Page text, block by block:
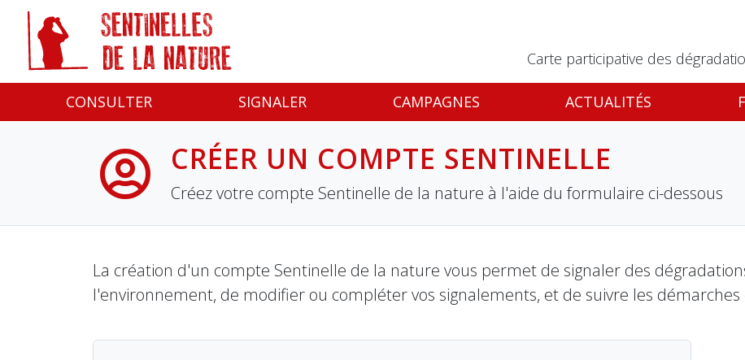
Carte participative des
CONSULTER SIGNALER CAMPAGNES ACTUALITÉS
CRÉER UN COMPTE SENTINELLE
Créez votre compte Sentinelle de la nature à l'aide du formulaire ci-dessous
La création d'un compte Sentinelle de la nature vous permet de signaler des
l'environnement, de modifier ou compléter vos signalements, et de suivre les démarches
Panneau de gestion des cookies